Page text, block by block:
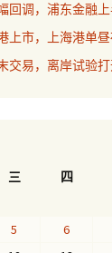
回调，浦东金融
上市，上海港单
交易，离岸试验
三 四
5 6